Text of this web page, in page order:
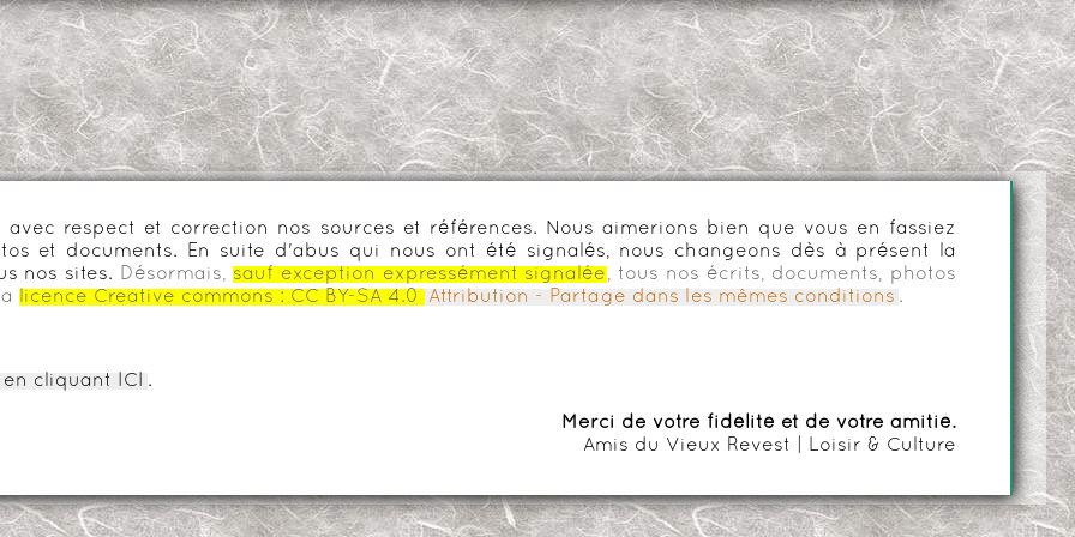
respect et correction nos sources et références. Nous aimerions bien que vous en fassiez
et documents. En suite d'abus qui nous ont été signalés, nous changeons dès à présent la
nos sites.
Désormais, sauf exception expressément signalée , tous nos écrits, documents, photos
licence Creative commons : CC BY-SA 4.0 Attribution - Partage dans les mêmes conditions .
en cliquant ICI .
Merci de votre fidélité et de votre amitié.
Amis du Vieux Revest | Loisir & Culture